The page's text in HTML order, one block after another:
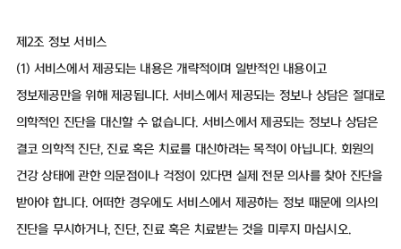
제2조 정보 서비스
(1) 서비스에서 제공되는 내용은 개략적이며 일반적인 내용이고
정보제공만을 위해 제공됩니다. 서비스에서 제공되는 정보나 상담은 절대로
의학적인 진단을 대신할 수 없습니다. 서비스에서 제공되는 정보나 상담은
결코 의학적 진단, 진료 혹은 치료를 대신하려는 목적이 아닙니다. 회원의
건강 상태에 관한 의문점이나 걱정이 있다면 실제 전문 의사를 찾아 진단을
받아야 합니다. 어떠한 경우에도 서비스에서 제공하는 정보 때문에 의사의
진단을 무시하거나, 진단, 진료 혹은 치료받는 것을 미루지 마십시오.